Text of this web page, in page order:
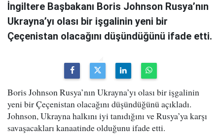
İngiltere Başbakanı Boris Johnson Rusya’nın
Ukrayna’yı olası bir işgalinin yeni bir
Çeçenistan olacağını düşündüğünü ifade etti.
Boris Johnson Rusya’nın Ukrayna’yı olası bir işgalinin
yeni bir Çeçenistan olacağını düşündüğünü açıkladı.
Johnson, Ukrayna halkını iyi tanıdığını ve Rusya’ya karşı
savaşacakları kanaatinde olduğunu ifade etti.